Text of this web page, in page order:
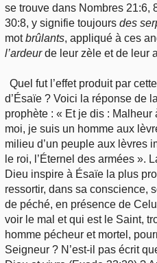
se trouve dans Nombres 21:6,
30:8, y signifie toujours des
motbrûlants, appliqué à ces
l’ardeurde leur zèle et de leur
Quel fut l’effet produit par
d’Ésaïe ? Voici la réponse de
prophète : « Et je dis :
moi, je suis un homme aux
milieu d’un peuple aux lèvres
le roi, l’Éternel des armées ».
Dieu inspire à Ésaïe la plus
ressortir, dans sa conscience,
de péché, en présence de
voir le mal et qui est le Saint,
homme pécheur et mortel,
Seigneur ? N’est-il pas écrit